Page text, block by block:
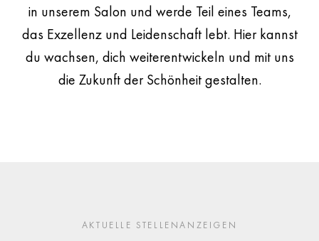
in unserem Salon und werde Teil eines Teams,
das Exzellenz und Leidenschaft lebt. Hier kannst
du wachsen, dich weiterentwickeln und mit uns
die Zukunft der Schönheit gestalten.
AKTUELLE STELLENANZEIGEN